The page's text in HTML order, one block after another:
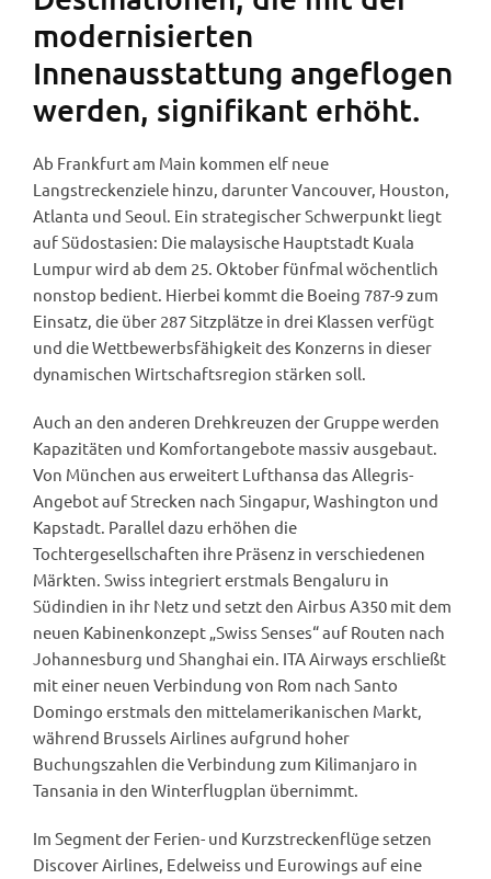
modernisierten
Innenausstattung angeflogen
werden, signifikant erhöht.
Ab Frankfurt am Main kommen elf neue
Langstreckenziele hinzu, darunter Vancouver, Houston,
Atlanta und Seoul. Ein strategischer Schwerpunkt liegt
auf Südostasien: Die malaysische Hauptstadt Kuala
Lumpur wird ab dem 25. Oktober fünfmal wöchentlich
nonstop bedient. Hierbei kommt die Boeing 787-9 zum
Einsatz, die über 287 Sitzplätze in drei Klassen verfügt
und die Wettbewerbsfähigkeit des Konzerns in dieser
dynamischen Wirtschaftsregion stärken soll.
Auch an den anderen Drehkreuzen der Gruppe werden
Kapazitäten und Komfortangebote massiv ausgebaut.
Von München aus erweitert Lufthansa das Allegris-
Angebot auf Strecken nach Singapur, Washington und
Kapstadt. Parallel dazu erhöhen die
Tochtergesellschaften ihre Präsenz in verschiedenen
Märkten. Swiss integriert erstmals Bengaluru in
Südindien in ihr Netz und setzt den Airbus A350 mit dem
neuen Kabinenkonzept „Swiss Senses“ auf Routen nach
Johannesburg und Shanghai ein. ITA Airways erschließt
mit einer neuen Verbindung von Rom nach Santo
Domingo erstmals den mittelamerikanischen Markt,
während Brussels Airlines aufgrund hoher
Buchungszahlen die Verbindung zum Kilimanjaro in
Tansania in den Winterflugplan übernimmt.
Im Segment der Ferien- und Kurzstreckenflüge setzen
Discover Airlines, Edelweiss und Eurowings auf eine